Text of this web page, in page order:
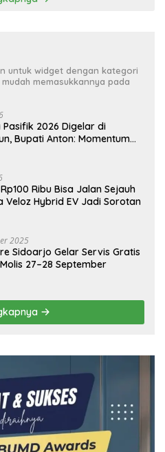
untuk widget dengan kategori
memasukkannya pada
Pasifik 2026 Digelar di
Bupati Anton: Momentum
Ribu Bisa Jalan Sejauh
Veloz Hybrid EV Jadi Sorotan
2025
Sidoarjo Gelar Servis Gratis
27–28 September